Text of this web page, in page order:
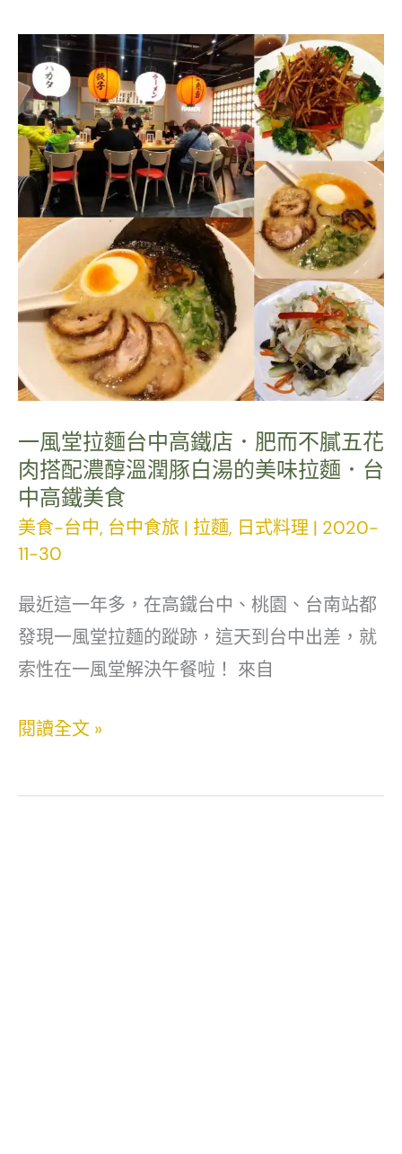
點
推
薦
酪．
乳
酪
控
別
錯
過！
香
郁
口
感
細
膩
的
台
中
人
氣
購
食．
一風堂拉麵台中高鐵店．肥而不膩五花
肉搭配濃醇溫潤豚白湯的美味拉麵．台
中高鐵美食
美食-台中, 台中食旅 | 拉麵, 日式料理 | 2020-
11-30
最近這一年多，在高鐵台中、桃園、台南站都
發現一風堂拉麵的蹤跡，這天到台中出差，就
索性在一風堂解決午餐啦！ 來自
一
堂
閱讀全文 »